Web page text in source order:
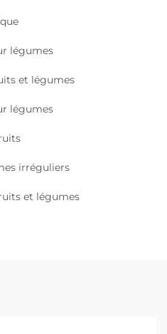
légumes
et légumes
légumes
irréguliers
et légumes